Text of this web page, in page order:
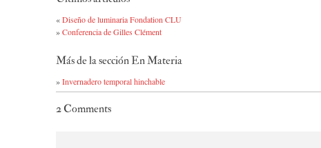
«Diseño de luminaria Fondation CLU
»Conferencia de Gilles Clément
Más de la sección En Materia
»Invernadero temporal hinchable
2Comments